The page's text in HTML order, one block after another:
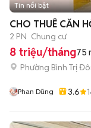
Tin nổi bật
CHO THUÊ CĂN
2 PN Chung cư
8 triệu/tháng75
Phường Bình Trị
Phan Dũng 3.6